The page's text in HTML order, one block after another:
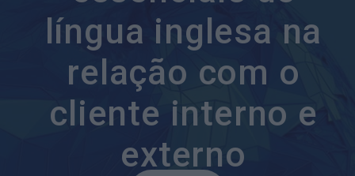
língua inglesa na
relação com o
cliente interno e
externo